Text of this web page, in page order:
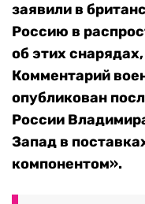
заявили в
Россию в
об этих снарядах,
Комментарий
опубликован
России
Запад в
компонентом».